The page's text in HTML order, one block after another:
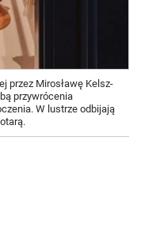
przez Mirosławę Kelsz-
przywrócenia
W lustrze odbijają